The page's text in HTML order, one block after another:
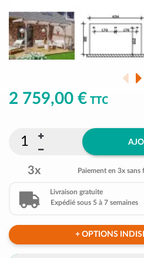
2 759,00 € TTC
3x Paiement en 3x sans
Livraison gratuite
Expédié sous 5 à 7 semaines
+ OPTIONS